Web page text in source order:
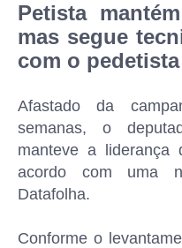
Petista
mas segue
com o pedetista
Afastado da
semanas, o
manteve a liderança
acordo com uma
Datafolha.
Conforme o